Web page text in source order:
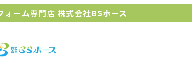
ォーム専門店 株式会社BSホース